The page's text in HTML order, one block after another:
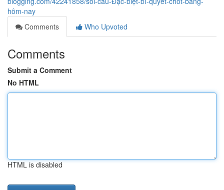
hôm-nay
Comments
Who Upvoted
Comments
Submit a Comment
No HTML
HTML is disabled